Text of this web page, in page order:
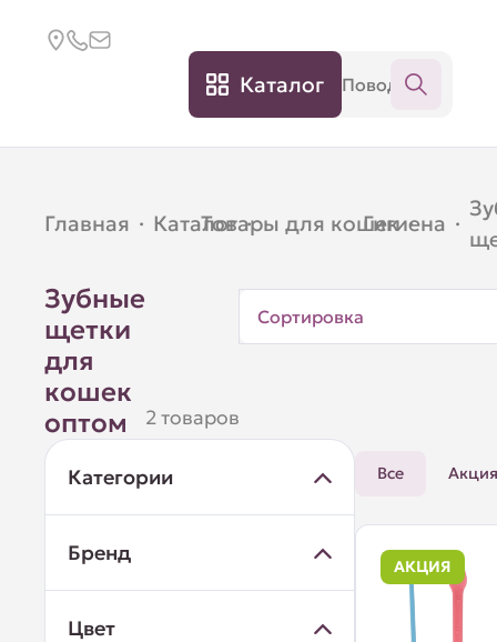
Каталог
Главная · Каталог ·
Товары для кошек ·
Гигиена ·
Зубные
щетки
для
кошек
оптом
2 товаров
Сортировка
Категории
Бренд
Цвет
Все
АКЦИЯ